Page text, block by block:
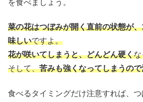
を食べましょう。
菜の花はつぼみが開く直前の状態が
味しいですよ。
花が咲いてしまうと、どんどん硬くな
そして、苦みも強くなってしまうの
食べるタイミングだけ注意すれば、